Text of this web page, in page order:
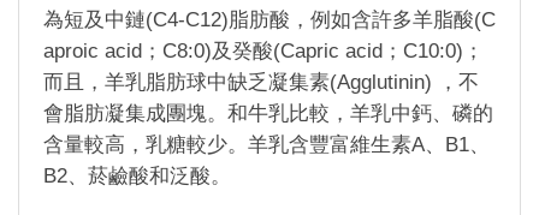
為短及中鏈(C4-C12)脂肪酸，例如含許多羊脂酸(C
aproic acid；C8:0)及癸酸(Capric acid；C10:0)；
而且，羊乳脂肪球中缺乏凝集素(Agglutinin) ，不
會脂肪凝集成團塊。和牛乳比較，羊乳中鈣、磷的
含量較高，乳糖較少。羊乳含豐富維生素A、B1、
B2、菸鹼酸和泛酸。